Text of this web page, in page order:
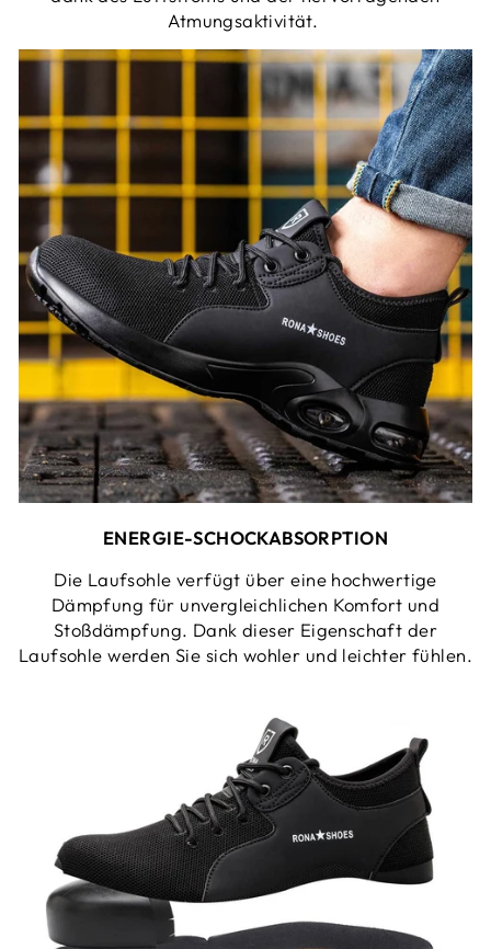
Atmungsaktivität.
ENERGIE-SCHOCKABSORPTION
Die Laufsohle verfügt über eine hochwertige
Dämpfung für unvergleichlichen Komfort und
Stoßdämpfung. Dank dieser Eigenschaft der
Laufsohle werden Sie sich wohler und leichter fühlen.